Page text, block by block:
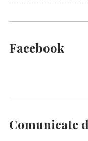
Facebook
Comunicate